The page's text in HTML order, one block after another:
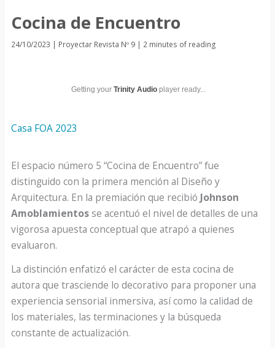
Cocina de Encuentro
24/10/2023 | Proyectar Revista Nº 9 | 2 minutes of reading
Getting your Trinity Audioplayer ready...
Casa FOA 2023
El espacio número 5 “Cocina de Encuentro” fue
distinguido con la primera mención al Diseño y
Arquitectura. En la premiación que recibió Johnson
Amoblamientosse acentuó el nivel de detalles de una
vigorosa apuesta conceptual que atrapó a quienes
evaluaron.
La distinción enfatizó el carácter de esta cocina de
autora que trasciende lo decorativo para proponer una
experiencia sensorial inmersiva, así como la calidad de
los materiales, las terminaciones y la búsqueda
constante de actualización.